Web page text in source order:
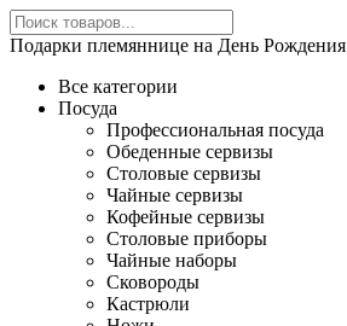
Подарки племяннице на День Рождения
Все категории
Посуда
Профессиональная посуда
Обеденные сервизы
Столовые сервизы
Чайные сервизы
Кофейные сервизы
Столовые приборы
Чайные наборы
Сковороды
Кастрюли